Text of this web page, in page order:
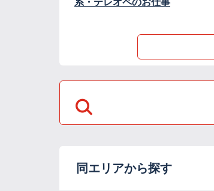
系・テレオペのお仕事
同エリアから探す